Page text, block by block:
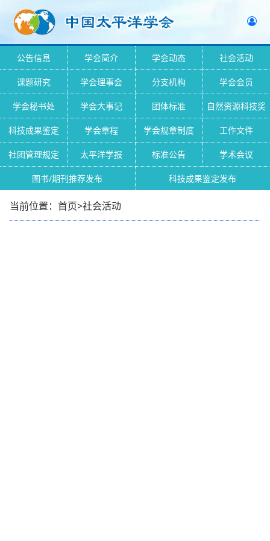
公告信息 学会简介 学会动态 社会活动
课题研究 学会理事会 分支机构 学会会员
学会秘书处 学会大事记 团体标准 自然资源科技奖
科技成果鉴定 学会章程 学会规章制度 工作文件
社团管理规定 太平洋学报 标准公告 学术会议
图书/期刊推荐发布 科技成果鉴定发布
当前位置：首页>社会活动